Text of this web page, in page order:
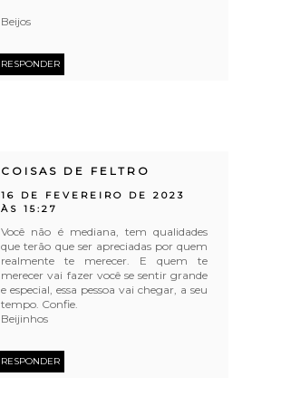
Beijos
RESPONDER
COISAS DE FELTRO
16 DE FEVEREIRO DE 2023
ÀS 15:27
Você não é mediana, tem qualidades
que terão que ser apreciadas por quem
realmente te merecer. E quem te
merecer vai fazer você se sentir grande
e especial, essa pessoa vai chegar, a seu
tempo. Confie.
Beijinhos
RESPONDER